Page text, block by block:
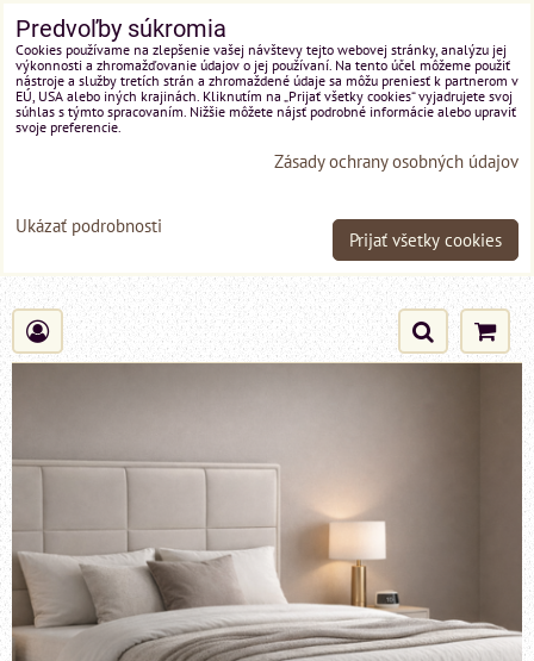
Predvoľby súkromia
Cookies používame na zlepšenie vašej návštevy tejto webovej stránky, analýzu jej
výkonnosti a zhromažďovanie údajov o jej používaní. Na tento účel môžeme použiť
nástroje a služby tretích strán a zhromaždené údaje sa môžu preniesť k partnerom v
EÚ, USA alebo iných krajinách. Kliknutím na „Prijať všetky cookies“ vyjadrujete svoj
súhlas s týmto spracovaním. Nižšie môžete nájsť podrobné informácie alebo upraviť
svoje preferencie.
Zásady ochrany osobných údajov
Ukázať podrobnosti
Prijať všetky cookies